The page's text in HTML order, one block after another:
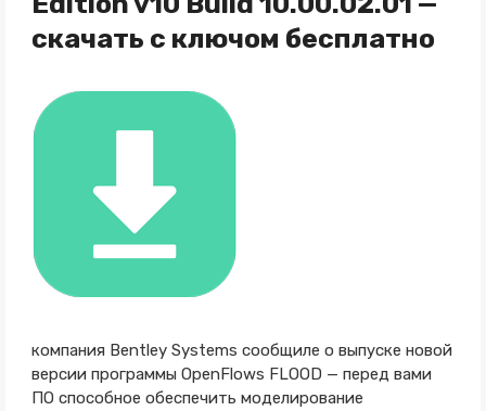
скачать с ключом бесплатно
компания Bentley Systems сообщиле о выпуске новой
версии программы OpenFlows FLOOD — перед вами
ПО способное обеспечить моделирование